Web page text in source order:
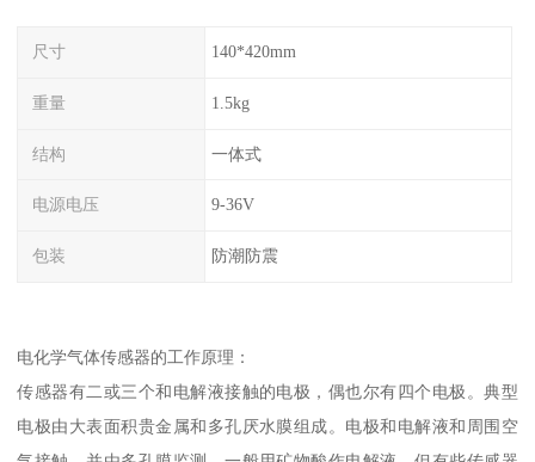
尺寸 140*420mm
重量 1.5kg
结构 一体式
电源电压 9-36V
包装 防潮防震
电化学气体传感器的工作原理：
传感器有二或三个和电解液接触的电极，偶也尔有四个电极。典型
电极由大表面积贵金属和多孔厌水膜组成。电极和电解液和周围空